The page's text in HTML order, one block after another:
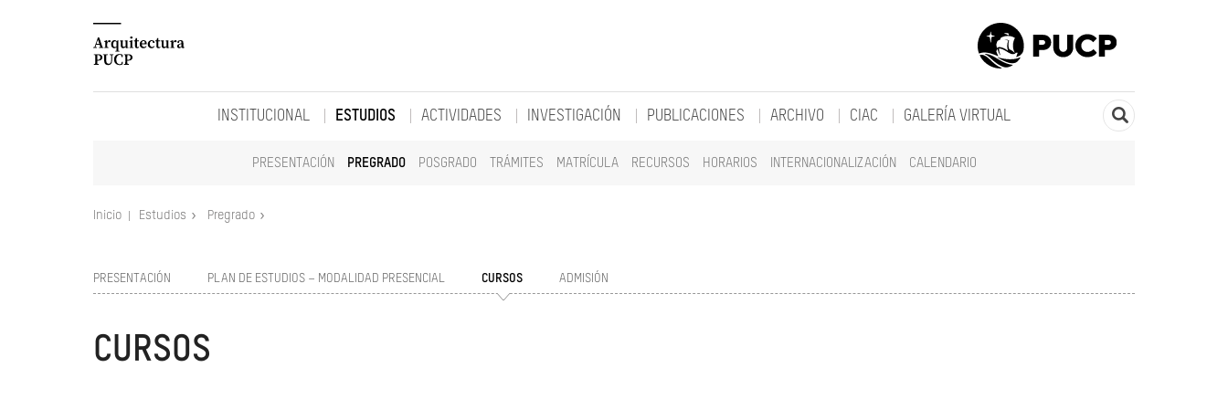
INSTITUCIONAL ESTUDIOS
PRESENTACIÓN PREGRADO POSGRADO TRÁMITES MATRÍCULA RECURSOS HORARIOS INTERNACIONALIZACIÓN CALENDARIO
ACTIVIDADES INVESTIGACIÓN PUBLICACIONES ARCHIVO CIAC GALERÍA VIRTUAL
Inicio Estudios Pregrado
PRESENTACIÓN PLAN DE ESTUDIOS – MODALIDAD PRESENCIAL CURSOS ADMISIÓN
CURSOS